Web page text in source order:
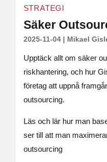
STRATEGI
Säker
2025-11-04| Mikael
Upptäck allt om säker
riskhantering, och hur
företag att uppnå
outsourcing.
Läs och lär hur man
ser till att man
outsourcing